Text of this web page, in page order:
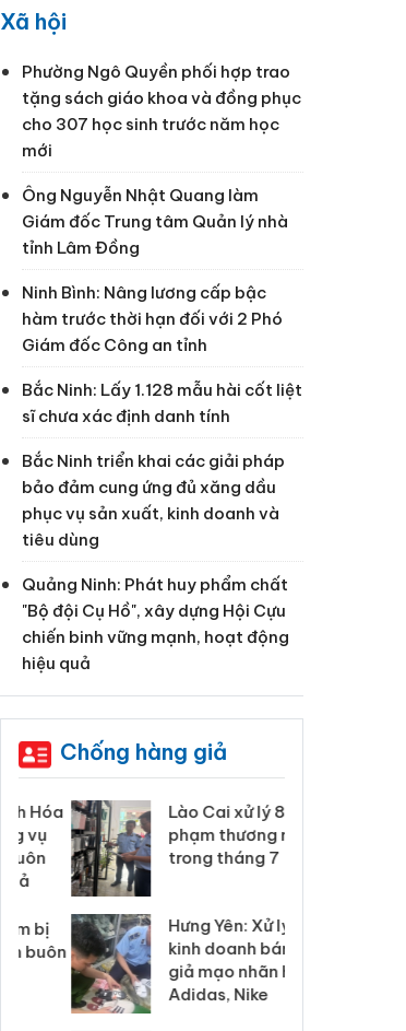
Xã hội
Phường Ngô Quyền phối hợp trao
tặng sách giáo khoa và đồng phục
cho 307 học sinh trước năm học
mới
Ông Nguyễn Nhật Quang làm
Giám đốc Trung tâm Quản lý nhà
tỉnh Lâm Đồng
Ninh Bình: Nâng lương cấp bậc
hàm trước thời hạn đối với 2 Phó
Giám đốc Công an tỉnh
Bắc Ninh: Lấy 1.128 mẫu hài cốt liệt
sĩ chưa xác định danh tính
Bắc Ninh triển khai các giải pháp
bảo đảm cung ứng đủ xăng dầu
phục vụ sản xuất, kinh doanh và
tiêu dùng
Quảng Ninh: Phát huy phẩm chất
"Bộ đội Cụ Hồ", xây dựng Hội Cựu
chiến binh vững mạnh, hoạt động
hiệu quả
Chống hàng giả
Lào Cai xử lý 83 vụ vi
phạm thương mại
trong tháng 7
Hưng Yên: Xử lý 6 hộ
kinh doanh bán hàng
giả mạo nhãn hiệu
Adidas, Nike